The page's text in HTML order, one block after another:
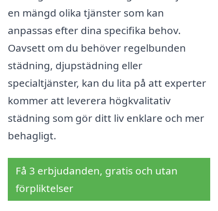
en mängd olika tjänster som kan
anpassas efter dina specifika behov.
Oavsett om du behöver regelbunden
städning, djupstädning eller
specialtjänster, kan du lita på att experter
kommer att leverera högkvalitativ
städning som gör ditt liv enklare och mer
behagligt.
Få 3 erbjudanden, gratis och utan
förpliktelser